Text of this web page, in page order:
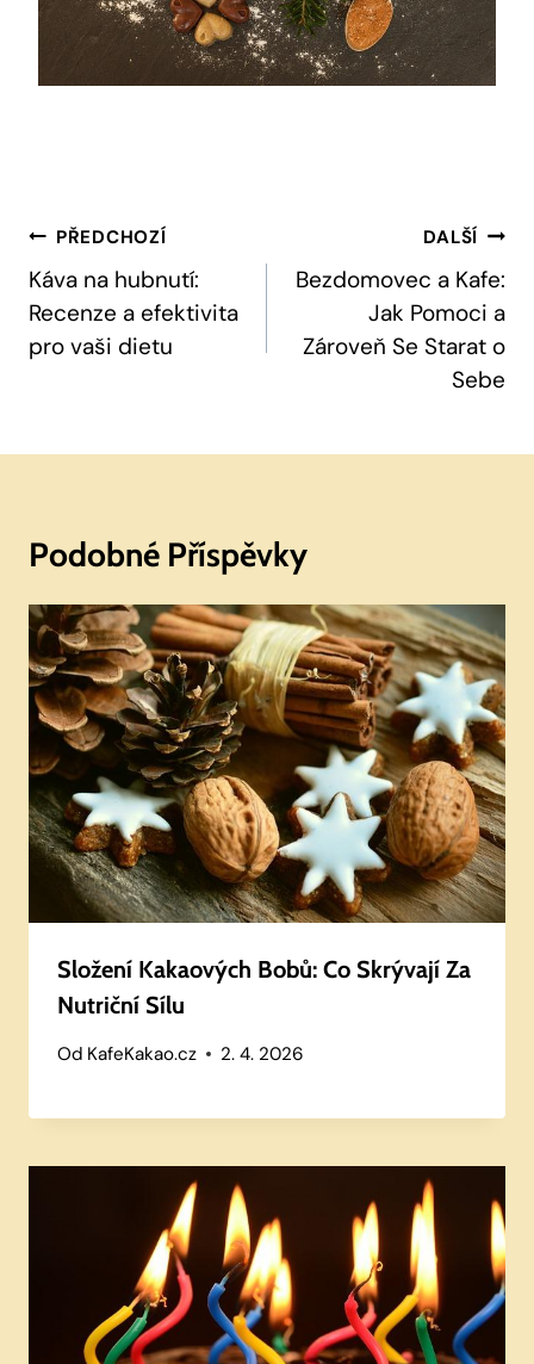
Navigace
Pro
Příspěvek
PŘEDCHOZÍ
Káva na hubnutí:
Recenze a efektivita
pro vaši dietu
DALŠÍ
Bezdomovec a Kafe:
Jak Pomoci a
Zároveň Se Starat o
Sebe
Podobné Příspěvky
Složení Kakaových Bobů: Co Skrývají Za
Nutriční Sílu
Od KafeKakao.cz 2. 4. 2026